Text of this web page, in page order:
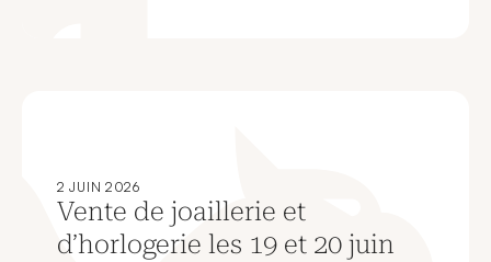
2 JUIN 2026
Vente de joaillerie et
d’horlogerie les 19 et 20 juin